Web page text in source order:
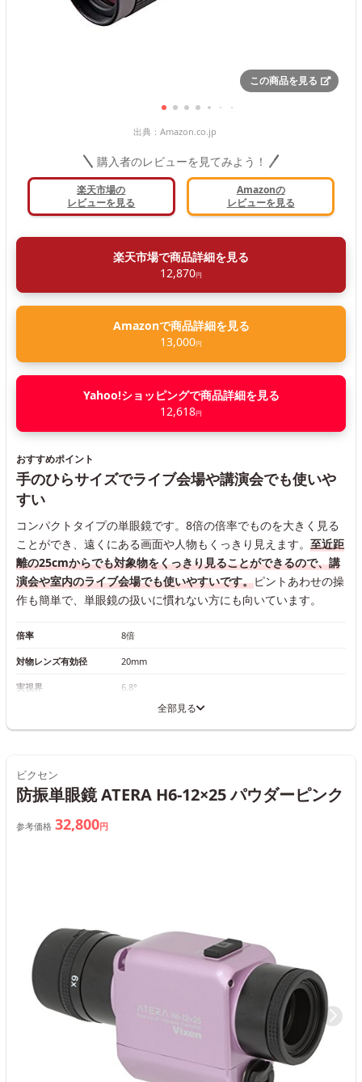
この商品を見る
出典： Amazon.co.jp
購入者のレビューを見てみよう！
楽天市場の
レビューを見る
Amazonの
レビューを見る
楽天市場で商品詳細を見る
12,870円
Amazonで商品詳細を見る
13,000円
Yahoo!ショッピングで商品詳細を見る
12,618円
おすすめポイント
手のひらサイズでライブ会場や講演会でも使いや
すい
コンパクトタイプの単眼鏡です。8倍の倍率でものを大きく見る
ことができ、遠くにある画面や人物もくっきり見えます。 至近距
離の25cmからでも対象物をくっきり見ることができるので、講
演会や室内のライブ会場でも使いやすいです。ピントあわせの操
作も簡単で、単眼鏡の扱いに慣れない方にも向いています。
倍率 8倍
対物レンズ有効径 20mm
実視界 6.8°
全部見る
ビクセン
防振単眼鏡 ATERA H6-12×25 パウダーピンク
参考価格 32,800円